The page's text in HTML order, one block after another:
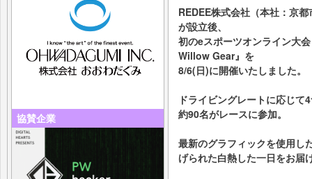
協賛企業
REDEE株式会社（本社：京
が設立後、
初のeスポーツオンライン大
Willow Gear』を
8/6(日)に開催いたしました。
ドライビングレートに応じ
約90名がレースに参加。
最新のグラフィックを使用し
げられた白熱した一日をお届